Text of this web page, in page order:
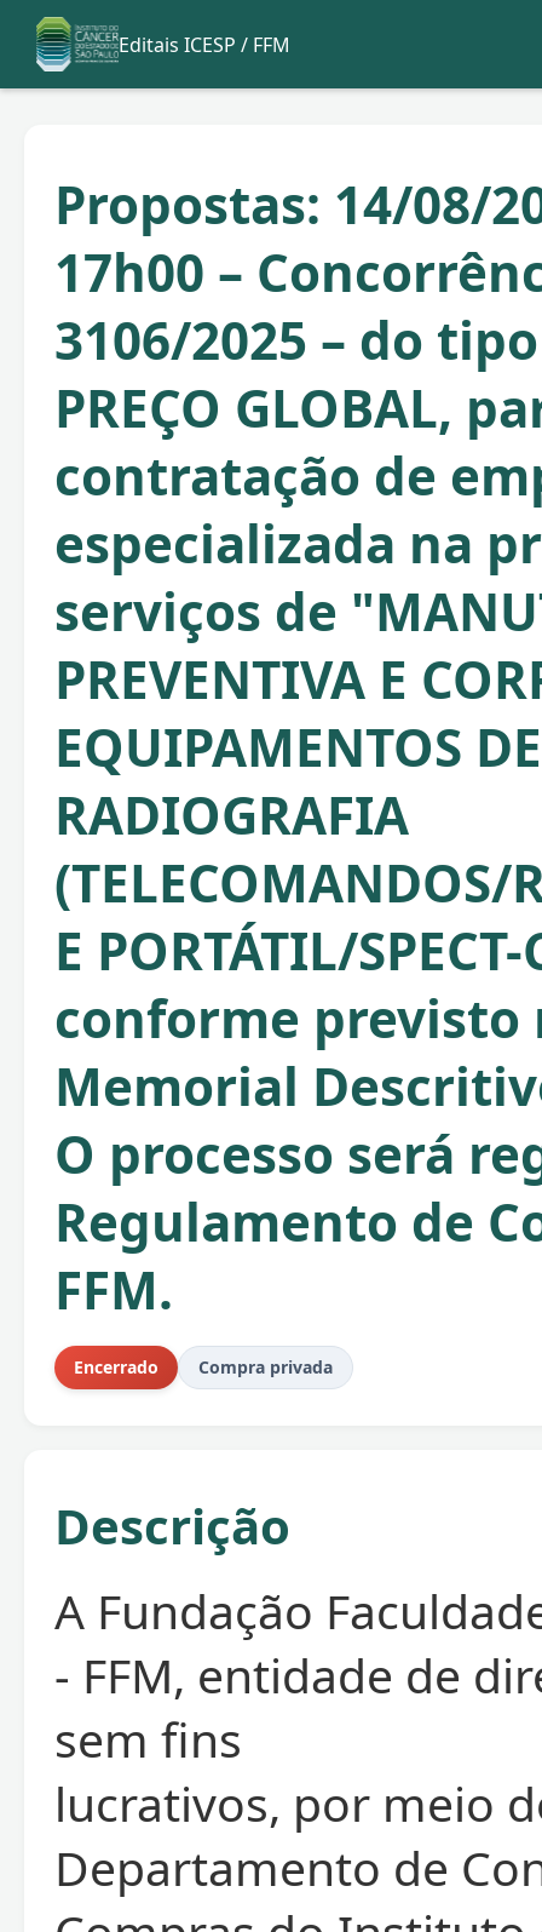
Editais ICESP / FFM
Propostas: 14/08/
17h00 –
3106/2025 – do
PREÇO GLOBAL,
contratação de
especializada na
serviços de
PREVENTIVA E
EQUIPAMENTOS DE
RADIOGRAFIA
(TELECOMANDOS/
E PORTÁTIL/SPECT-
conforme previsto
Memorial
O processo será
Regulamento de
FFM.
Encerrado Compra privada
Descrição
A Fundação
- FFM, entidade de
sem fins
lucrativos, por meio
Departamento de